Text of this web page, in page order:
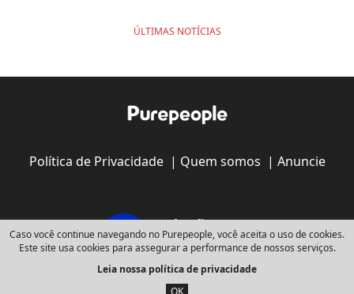
ÚLTIMAS NOTÍCIAS
Política de Privacidade| Quem somos | Anuncie
Copyright © 2008 - 2026
Webedia - Todos os direitos reservados
Caso você continue navegando no Purepeople, você aceita o uso de cookies.
Este site usa cookies para assegurar a performance de nossos serviços.
Leia nossa política de privacidade
OK